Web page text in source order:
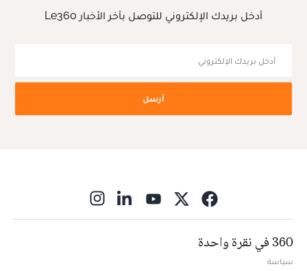
أدخل بريدك الإلكتروني للتوصل بآخر الأخبار Le360
أرسل
360 في نقرة واحدة
سياسة